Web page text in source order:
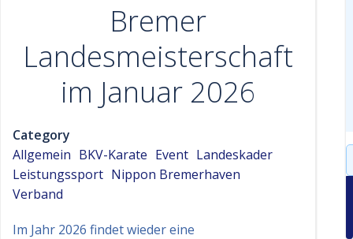
Bremer
Landesmeisterschaft
im Januar 2026
Category
Allgemein BKV-Karate Event Landeskader
Leistungssport Nippon Bremerhaven
Verband
Im Jahr 2026 findet wieder eine